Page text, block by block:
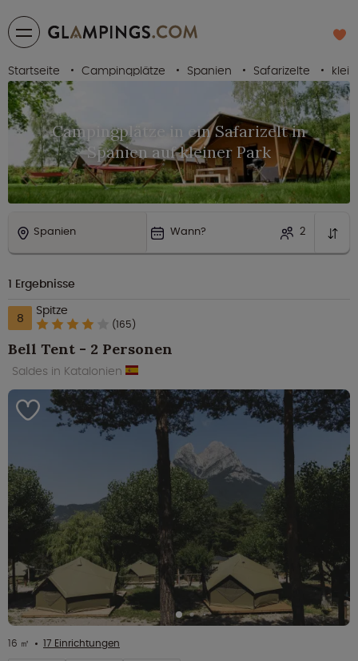
Startseite Campingplätze Spanien Safarizelte
Campingplätze in ein Safarizelt in
Spanien auf kleiner Park
Spanien Wann? 2
1 Ergebnisse
8 Spitze
(165)
Bell Tent - 2 Personen
Saldes in Katalonien
16 ㎡ 17 Einrichtungen